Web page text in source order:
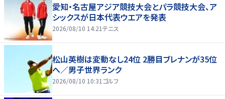
愛知・名古屋アジア競技大会とパラ競技大会、ア
シックスが日本代表ウエアを発表
2026/08/10 14:21テニス
松山英樹は変動なし24位 2勝目ブレナンが35位
へ／男子世界ランク
2026/08/10 10:31 ゴルフ